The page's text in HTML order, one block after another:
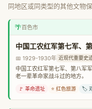
同地区或同类型的其他文物
🌴百色市
中国工农红军第七军、
📅 1929-1930年 近现代重要史
中国工农红军第七军、第八军
老一辈革命家战斗过的地方。
🚩 革命遗址 ⭐ 红色旅游 🏷️